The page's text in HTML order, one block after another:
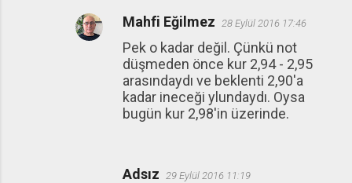
Mahfi Eğilmez 28 Eylül 2016 17:46
Pek o kadar değil. Çünkü not
düşmeden önce kur 2,94 - 2,95
arasındaydı ve beklenti 2,90'a
kadar ineceği ylundaydı. Oysa
bugün kur 2,98'in üzerinde.
Adsız 29 Eylül 2016 11:19